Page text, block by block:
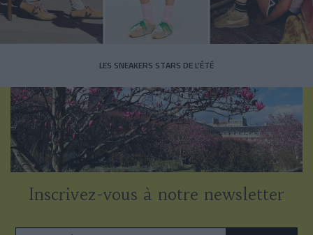
LES SNEAKERS STARS DE L’ÉTÉ
Inscrivez-vous à notre newsletter